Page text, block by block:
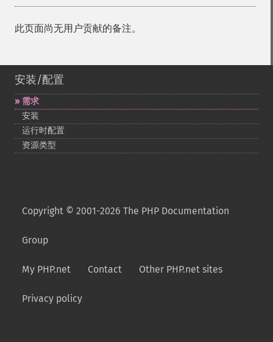
此页面尚无用户贡献的备注。
安装/配置
需求
安装
运行时配置
资源类型
Copyright © 2001-2026 The PHP Documentation
Group
My PHP.net Contact Other PHP.net sites
Privacy policy